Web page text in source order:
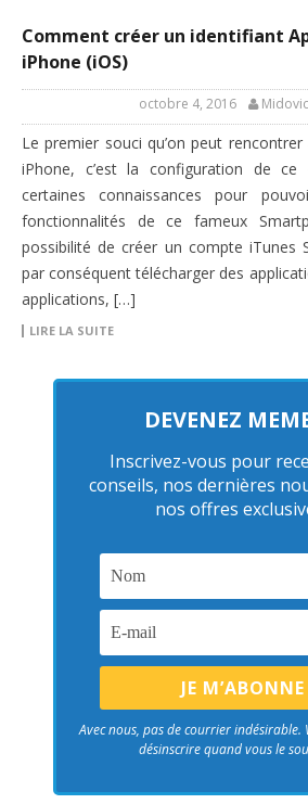
Comment créer un identifiant
iPhone (iOS)
octobre 4, 2016 Midovic
Le premier souci qu’on peut
iPhone, c’est la configuration de ce
certaines connaissances pour
fonctionnalités de ce fameux
possibilité de créer un compte iTunes
par conséquent télécharger des
applications, […]
LIRE LA SUITE
DEVENEZ
Inscrivez-vous pour
conseils, nos dernières
nos offres
Avec nous, pas de courrier indésirable.
désinscrire quand vous le